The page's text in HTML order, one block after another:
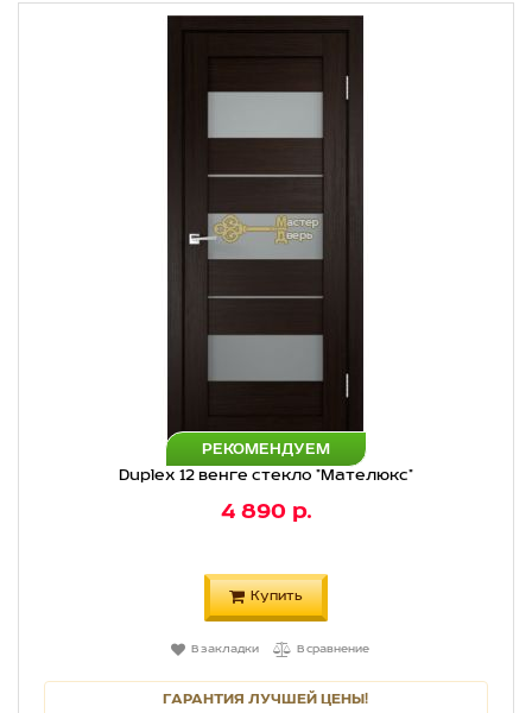
РЕКОМЕНДУЕМ
Duplex 12 венге стекло "Мателюкс"
4 890 р.
Купить
В закладки В сравнение
ГАРАНТИЯ ЛУЧШЕЙ ЦЕНЫ!